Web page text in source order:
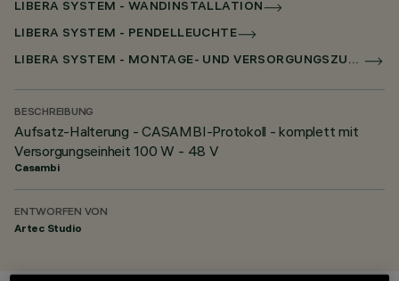
LIBERA SYSTEM - WANDINSTALLATION
LIBERA SYSTEM - PENDELLEUCHTE
LIBERA SYSTEM - MONTAGE- UND VERSORGUNGSZUBEHÖR
BESCHREIBUNG
Aufsatz-Halterung - CASAMBI-Protokoll - komplett mit
Versorgungseinheit 100 W - 48 V
Casambi
ENTWORFEN VON
Artec Studio